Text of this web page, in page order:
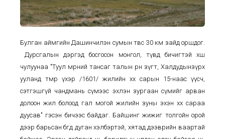
Булган аймгийн Дашинчилэн сумын төвөөс 30 км зайд оршдог.
Дурсгалын дэргэд босгосон монгол, түвд бичигтэй хөшөө
чулуунаа "Туул мөрний тансаг талын өрнө зүгт, Халдудынзүрх
ууланд төмөр үхэр /1601/ жилийн хөхөө сарын 15-наас үүсч,
сэтгэшгүй чандмань сүмээс эхлэн зургаан сүмийг арван
долоон жил болоод гал могой жилийн зуны эхэн хөхөө сараа
дуусав" гэсэн бичээс байдаг. Байшинг жижиг толгойн орой
дээр барьсан бөгөөд дуган хэлбэртэй, хятад дээврийн ваартай